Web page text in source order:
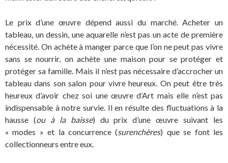
Le prix d’une œuvre dépend aussi du marché. Acheter un
tableau, un dessin, une aquarelle n’est pas un acte de première
nécessité. On achète à manger parce que l’on ne peut pas vivre
sans se nourrir, on achète une maison pour se protéger et
protéger sa famille. Mais il n’est pas nécessaire d’accrocher un
tableau dans son salon pour vivre heureux. On peut être très
heureux d’avoir chez soi une œuvre d’Art mais elle n’est pas
indispensable à notre survie. Il en résulte des fluctuations à la
hausse (ou à la baisse) du prix d’une œuvre suivant les
« modes » et la concurrence (surenchères) que se font les
collectionneurs entre eux.